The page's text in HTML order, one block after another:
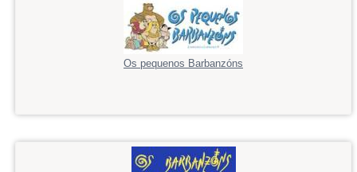
Os pequenos Barbanzóns